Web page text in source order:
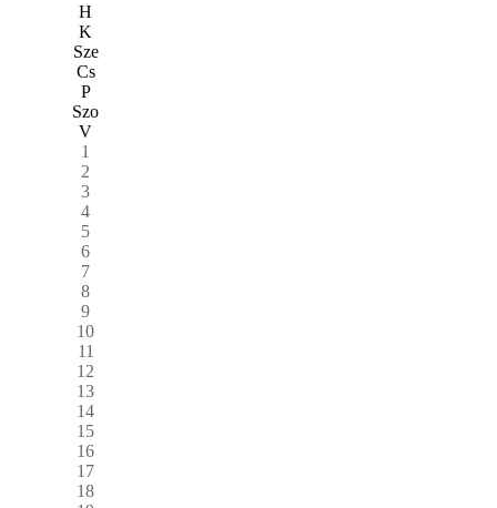
H
K
Sze
Cs
P
Szo
V
1
2
3
4
5
6
7
8
9
10
11
12
13
14
15
16
17
18